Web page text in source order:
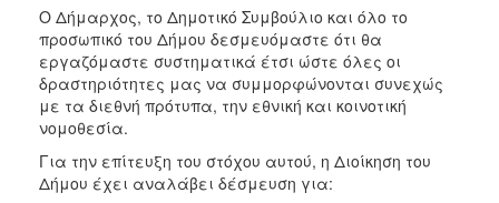
Ο Δήμαρχος, το Δημοτικό Συμβούλιο και όλο το
προσωπικό του Δήμου δεσμευόμαστε ότι θα
εργαζόμαστε συστηματικά έτσι ώστε όλες οι
δραστηριότητες μας να συμμορφώνονται συνεχώς
με τα διεθνή πρότυπα, την εθνική και κοινοτική
νομοθεσία.
Για την επίτευξη του στόχου αυτού, η Διοίκηση του
Δήμου έχει αναλάβει δέσμευση για: